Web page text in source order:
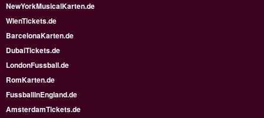
NewYorkMusicalKarten.de
WienTickets.de
BarcelonaKarten.de
DubaiTickets.de
LondonFussball.de
RomKarten.de
FussballinEngland.de
AmsterdamTickets.de